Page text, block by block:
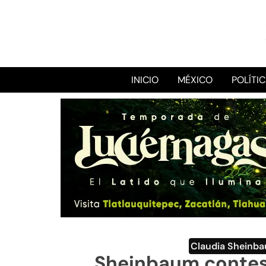
INICIO MÉXICO
Claudia